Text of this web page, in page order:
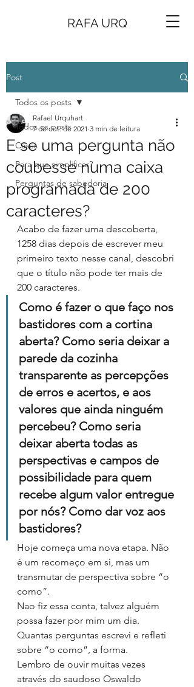
RAFA URQ
Post
Todos os posts
Cases
Para que simplificar?
Perguntas de sabedoria
Todos os posts
E se uma pergunta não
coubesse numa caixa
programada de 200
caracteres?
Rafael Urquhart
7 de out. de 2021 3 min de leitura
Acabo de fazer uma descoberta,
1258 dias depois de escrever meu
primeiro texto nesse canal, descobri
que o título não pode ter mais de
200 caracteres.
Como é fazer o que faço nos
bastidores com a cortina
aberta? Como seria deixar a
parede da cozinha
transparente as percepções
de erros e acertos, e aos
valores que ainda ninguém
percebeu? Como seria
deixar aberta todas as
perspectivas e campos de
possibilidade para quem
recebe algum valor entregue
por nós? Como dar voz aos
bastidores?
Hoje começa uma nova etapa. Não
é um recomeço em si, mas um
transmutar de perspectiva sobre “o
como”.
Nao fiz essa conta, talvez alguém
possa fazer por mim um dia.
Quantas perguntas escrevi e refleti
sobre “o como”, a forma.
Lembro de ouvir muitas vezes
através do saudoso Oswaldo